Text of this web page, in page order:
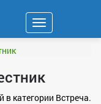
Навигация
в категории Встреча.